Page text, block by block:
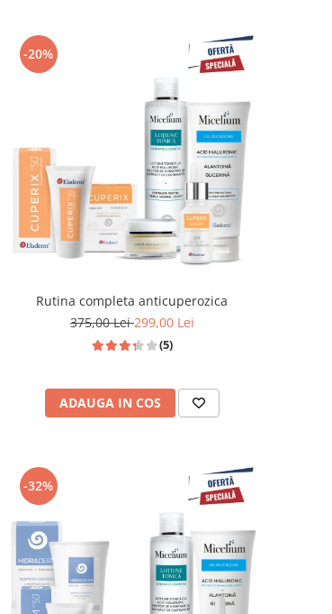
-20%
Rutina completa anticuperozica
375,00 Lei299,00 Lei
(5)
ADAUGA IN COS
-32%